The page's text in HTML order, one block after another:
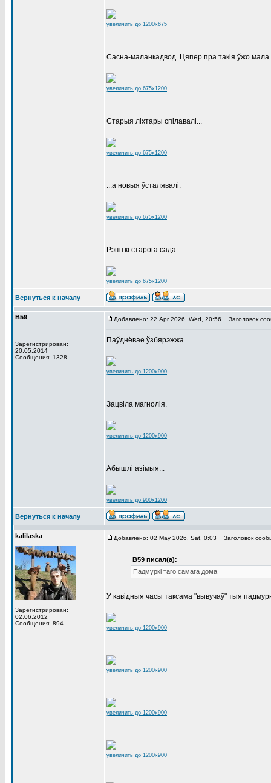
увеличить до 1200x675
Сасна-маланкадвод. Цяпер пра такія ўжо мала
увеличить до 675x1200
Старыя ліхтары спілавалі...
увеличить до 675x1200
...а новыя ўсталявалі.
увеличить до 675x1200
Рэшткі старога сада.
увеличить до 675x1200
Вернуться к началу
В59
Зарегистрирован:
20.05.2014
Сообщения: 1328
Добавлено: 22 Apr 2026, Wed, 20:56 Заголовок
Паўднёвае ўзбярэжжа.
увеличить до 1200x900
Зацвіла магнолія.
увеличить до 1200x900
Абышлі азімыя...
увеличить до 900x1200
Вернуться к началу
kalilaska
Зарегистрирован:
02.06.2012
Сообщения: 894
Добавлено: 02 May 2026, Sat, 0:03 Заголовок
В59 писал(а):
Падмуркі таго самага дома
У кавiдныя часы таксама "вывучаў" тыя
увеличить до 1200x900
увеличить до 1200x900
увеличить до 1200x900
увеличить до 1200x900